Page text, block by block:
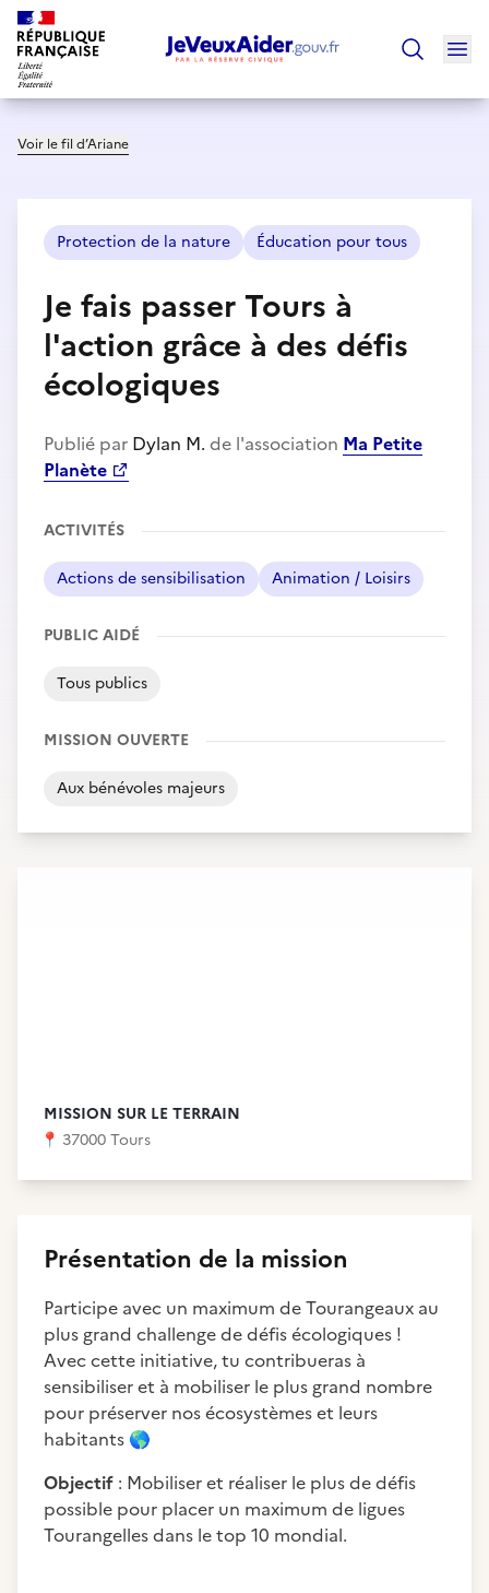
Voir le fil d’Ariane
Protection de la nature Éducation pour tous
Je fais passer Tours à
l'action grâce à des défis
écologiques
Publié par Dylan M. de l'association Ma Petite
Planète
ACTIVITÉS
Actions de sensibilisation Animation / Loisirs
PUBLIC AIDÉ
Tous publics
MISSION OUVERTE
Aux bénévoles majeurs
MISSION SUR LE TERRAIN
📍 37000 Tours
Présentation de la mission
Participe avec un maximum de Tourangeaux au
plus grand challenge de défis écologiques !
Avec cette initiative, tu contribueras à
sensibiliser et à mobiliser le plus grand nombre
pour préserver nos écosystèmes et leurs
habitants 🌎
Objectif : Mobiliser et réaliser le plus de défis
possible pour placer un maximum de ligues
Tourangelles dans le top 10 mondial.